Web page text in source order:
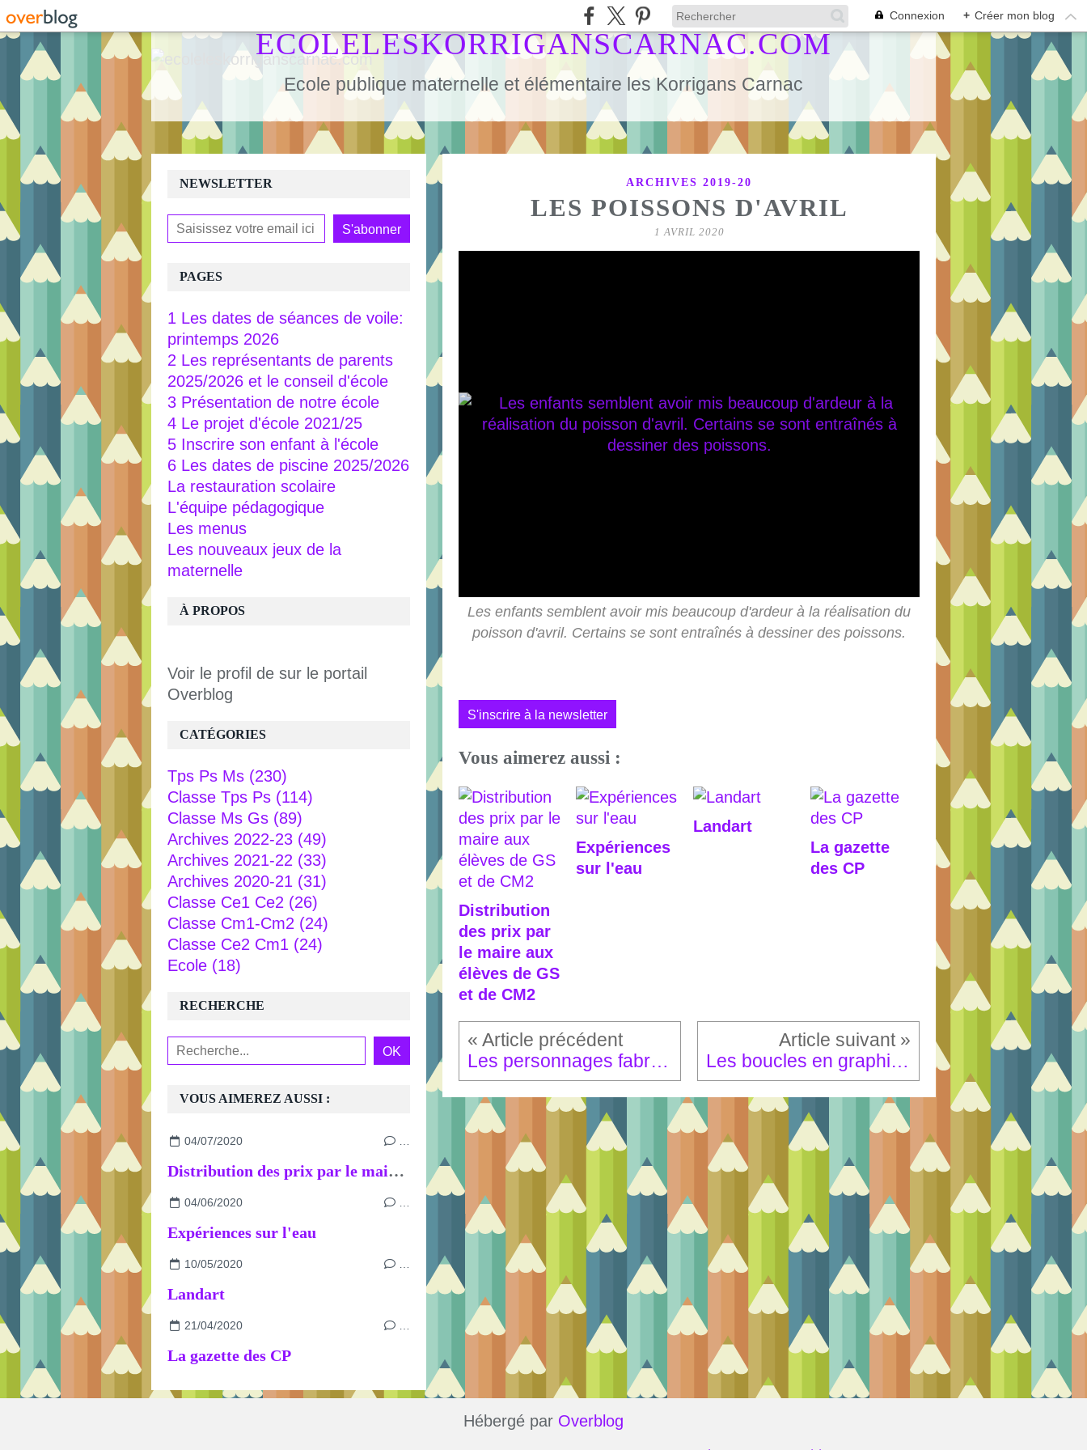
Connexion + Créer mon blog
ECOLELESKORRIGANSCARNAC.COM
Ecole publique maternelle et élémentaire les Korrigans Carnac
ARCHIVES 2019-20
LES POISSONS D'AVRIL
1 AVRIL 2020
Les enfants semblent avoir mis beaucoup d'ardeur à la réalisation du
poisson d'avril. Certains se sont entraînés à dessiner des poissons.
S'inscrire à la newsletter
Vous aimerez aussi :
Distribution
des prix par
le maire aux
élèves de GS
et de CM2
Expériences
sur l'eau
Landart
La gazette
des CP
Les personnages fabriqués à partir des déchets de la maison. Les boucles en graphisme et à la peinture.
NEWSLETTER
RECHERCHE
À PROPOS
Voir le profil de sur le portail
Overblog
VOUS AIMEREZ AUSSI :
04/07/2020 …
Distribution des prix par le maire aux élèves de GS et de CM2
04/06/2020 …
Expériences sur l'eau
10/05/2020 …
Landart
21/04/2020 …
La gazette des CP
PAGES
1 Les dates de séances de voile:
printemps 2026
2 Les représentants de parents
2025/2026 et le conseil d'école
3 Présentation de notre école
4 Le projet d'école 2021/25
5 Inscrire son enfant à l'école
6 Les dates de piscine 2025/2026
La restauration scolaire
L'équipe pédagogique
Les menus
Les nouveaux jeux de la
maternelle
CATÉGORIES
Tps Ps Ms (230)
Classe Tps Ps (114)
Classe Ms Gs (89)
Archives 2022-23 (49)
Archives 2021-22 (33)
Archives 2020-21 (31)
Classe Ce1 Ce2 (26)
Classe Cm1-Cm2 (24)
Classe Ce2 Cm1 (24)
Ecole (18)
Hébergé par Overblog